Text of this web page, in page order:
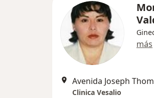
más
Clinica Vesalio